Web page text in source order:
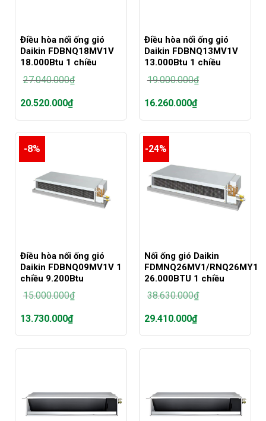
Điều hòa nối ống gió
Daikin FDBNQ18MV1V
18.000Btu 1 chiều
27.040.000₫
gốc
là:
20.520.000₫
Giá
hiện
là:
20.520.000₫.
Điều hòa nối ống gió
Daikin FDBNQ13MV1V
13.000Btu 1 chiều
19.000.000₫
gốc
là:
16.260.000₫
Giá
hiện
là:
16.260.000₫.
-8%
Điều hòa nối ống gió
Daikin FDBNQ09MV1V 1
chiều 9.200Btu
15.000.000₫
Giá
gốc
là:
13.730.000₫
Giá
hiện
-24%
Nối ống gió Daikin
FDMNQ26MV1/RNQ26MY1
26.000BTU 1 chiều
38.630.000₫
Giá
gốc
là:
29.410.000₫
Giá
hiện